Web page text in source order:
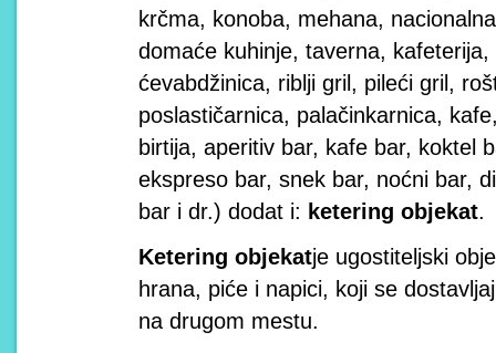
krčma, konoba, mehana,
domaće kuhinje, taverna,
ćevabdžinica, riblji gril, pileći gril,
poslastičarnica, palačinkarnica,
birtija, aperitiv bar, kafe bar, koktel
ekspreso bar, snek bar, noćni bar,
bar i dr.) dodat i: ketering objekat.
Ketering objekatje ugostiteljski
hrana, piće i napici, koji se
na drugom mestu.